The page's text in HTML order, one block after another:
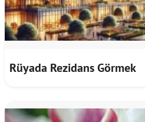
Rüyada Rezidans Görmek